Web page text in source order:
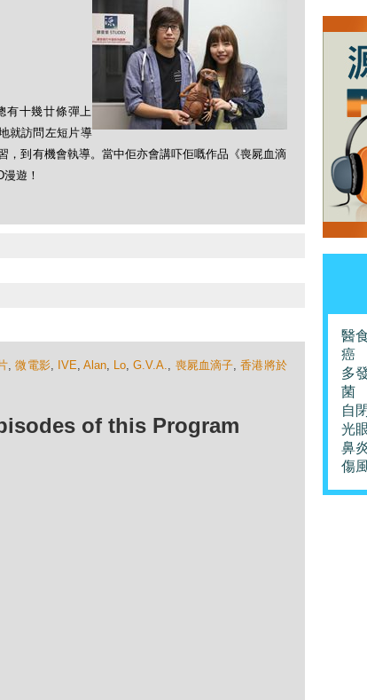
有十幾廿條彈上
就訪問左短片導
，到有機會執導。當中佢亦會講吓佢嘅作品《喪屍血滴
遊！
,微電影, IVE,Alan, Lo,G.V.A., 喪屍血滴子,香港將於
of this Program
醫
癌
多
菌
自
光
鼻
傷